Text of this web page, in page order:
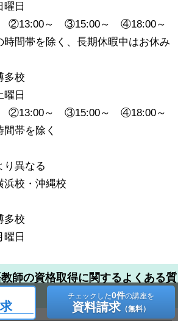
日
～ ③15:00～ ④18:00～
を除く、長期休暇中はお休み
校
日
～ ③15:00～ ④18:00～
帯を除く
り異なる
校・沖縄校
校
日
師の資格取得に関するよくある質
チェックした0件の講座を
資料請求（無料）